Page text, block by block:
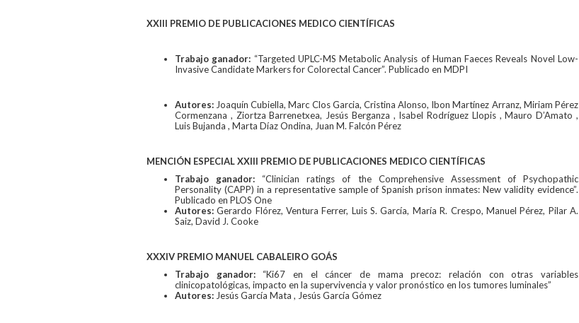
XXIII PREMIO DE PUBLICACIONES MEDICO CIENTÍFICAS
Trabajo ganador: “Targeted UPLC-MS Metabolic Analysis of Human Faeces Reveals Novel Low-
Invasive Candidate Markers for Colorectal Cancer”. Publicado en MDPI
Autores: Joaquín Cubiella, Marc Clos Garcia, Cristina Alonso, Ibon Martínez Arranz, Miriam Pérez
Cormenzana , Ziortza Barrenetxea, Jesús Berganza , Isabel Rodríguez Llopis , Mauro D’Amato ,
Luis Bujanda , Marta Díaz Ondina, Juan M. Falcón Pérez
MENCIÓN ESPECIAL XXIII PREMIO DE PUBLICACIONES MEDICO CIENTÍFICAS
Trabajo ganador: “Clinician ratings of the Comprehensive Assessment of Psychopathic
Personality (CAPP) in a representative sample of Spanish prison inmates: New validity evidence”.
Publicado en PLOS One
Autores: Gerardo Flórez, Ventura Ferrer, Luis S. García, María R. Crespo, Manuel Pérez, Pilar A.
Saiz, David J. Cooke
XXXIV PREMIO MANUEL CABALEIRO GOÁS
Trabajo ganador:“Ki67 en el cáncer de mama precoz: relación con otras variables
clinicopatológicas, impacto en la supervivencia y valor pronóstico en los tumores luminales”
Autores: Jesús García Mata , Jesús García Gómez